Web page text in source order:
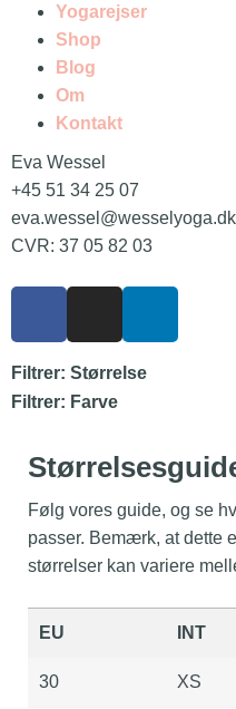
Yogarejser
Shop
Blog
Om
Kontakt
Eva Wessel
+45 51 34 25 07
eva.wessel@wesselyoga.dk
CVR: 37 05 82 03
Filtrer: Størrelse
Filtrer: Farve
Følg vores guide, og se
passer. Bemærk, at dette
størrelser kan variere
EU INT
30 XS